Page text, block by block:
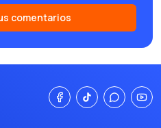
comentarios